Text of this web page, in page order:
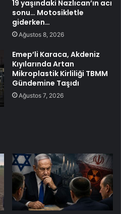
19 yaşındaki Nazlıcan’ın acı
sonu… Motosikletle
giderken…
Ağustos 8, 2026
Emep’li Karaca, Akdeniz
Kıyılarında Artan
Mikroplastik Kirliliği TBMM
Gündemine Taşıdı
Ağustos 7, 2026